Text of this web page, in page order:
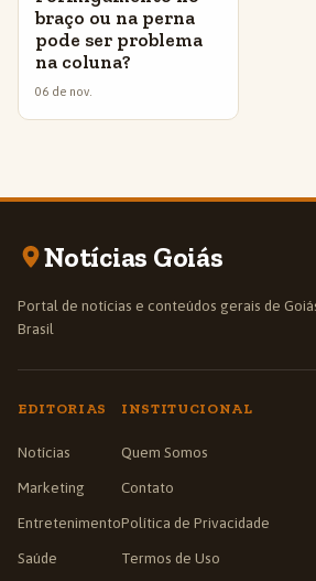
braço ou na perna
pode ser problema
na coluna?
06 de nov.
Notícias Goiás
Portal de notícias e conteúdos gerais de
Brasil
EDITORIAS
Notícias
Marketing
Entretenimento
Saúde
INSTITUCIONAL
Quem Somos
Contato
Política de Privacidade
Termos de Uso